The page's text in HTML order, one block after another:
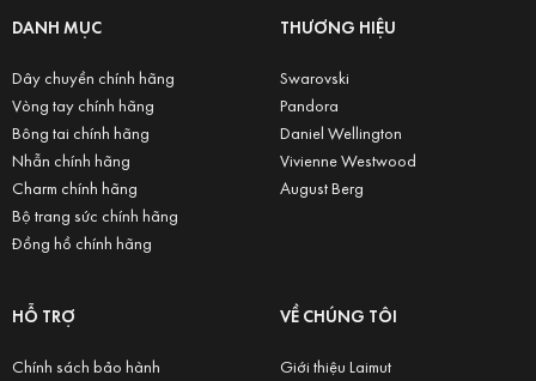
DANH MỤC
Dây chuyền chính hãng
Vòng tay chính hãng
Bông tai chính hãng
Nhẫn chính hãng
Charm chính hãng
Bộ trang sức chính hãng
Đồng hồ chính hãng
THƯƠNG HIỆU
Swarovski
Pandora
Daniel Wellington
Vivienne Westwood
August Berg
HỖ TRỢ
Chính sách bảo hành
VỀ CHÚNG TÔI
Giới thiệu Laimut